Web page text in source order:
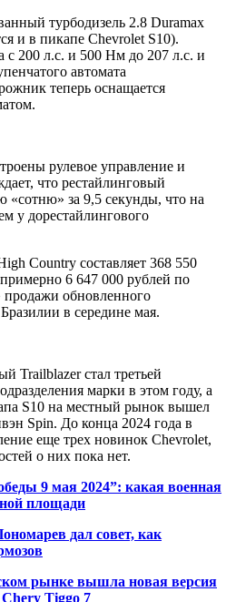
турбодизель 2.8 Duramax
и в пикапе Chevrolet S10).
200 л.с. и 500 Нм до 207 л.с. и
автомата
теперь оснащается
рулевое управление и
что рестайлинговый
«сотню» за 9,5 секунды, что на
у дорестайлингового
Country составляет 368 550
6 647 000 рублей по
обновленного
в середине мая.
Trailblazer стал третьей
марки в этом году, а
S10 на местный рынок вышел
Spin. До конца 2024 года в
еще трех новинок Chevrolet,
о них пока нет.
9 мая 2024”: какая военная
площади
дал совет, как
рынке вышла новая версия
Chery Tiggo 7